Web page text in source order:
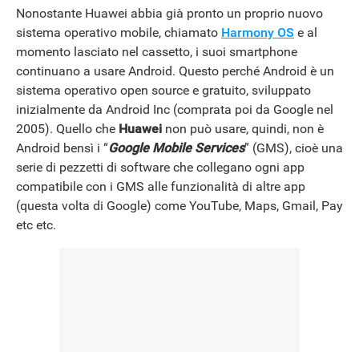
Nonostante Huawei abbia già pronto un proprio nuovo
sistema operativo mobile, chiamato Harmony OS e al
momento lasciato nel cassetto, i suoi smartphone
continuano a usare Android. Questo perché Android è un
sistema operativo open source e gratuito, sviluppato
inizialmente da Android Inc (comprata poi da Google nel
2005). Quello che Huawei non può usare, quindi, non è
Android bensì i “Google Mobile Services” (GMS), cioè una
serie di pezzetti di software che collegano ogni app
compatibile con i GMS alle funzionalità di altre app
(questa volta di Google) come YouTube, Maps, Gmail, Pay
etc etc.